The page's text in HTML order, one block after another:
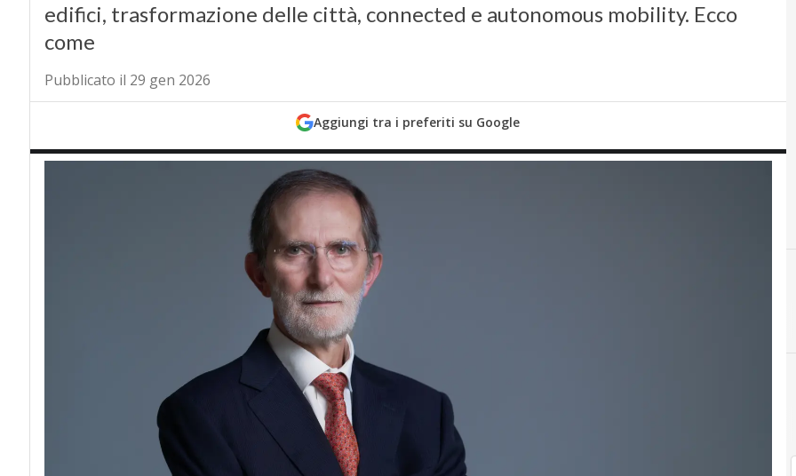
edifici, trasformazione delle città, connected e autonomous mobility. Ecco
come
Pubblicato il 29 gen 2026
Aggiungi tra i preferiti su Google